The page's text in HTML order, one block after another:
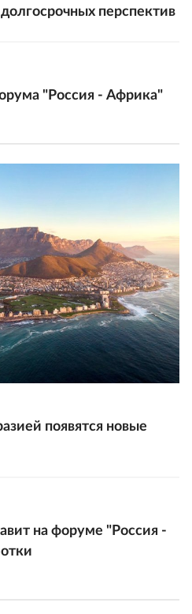
перспектив
"Россия - Африка"
появятся новые
на форуме "Россия -